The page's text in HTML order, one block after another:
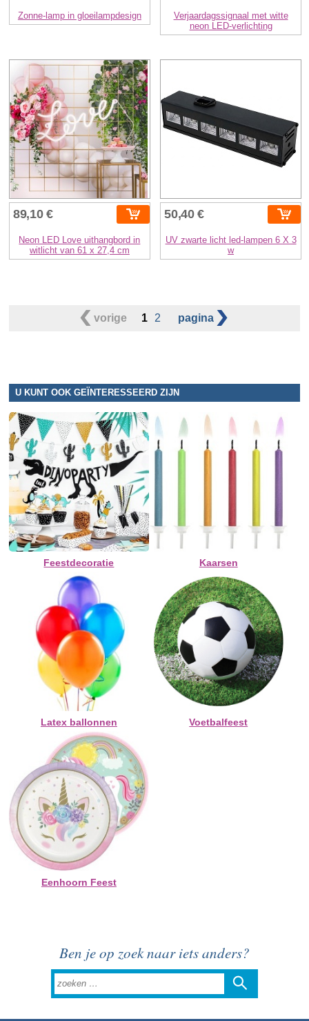
Zonne-lamp in gloeilampdesign
Verjaardagssignaal met witte
neon LED-verlichting
89,10 €
Neon LED Love uithangbord in
witlicht van 61 x 27,4 cm
50,40 €
UV zwarte licht led-lampen 6 X 3
w
vorige 1 2 pagina
U KUNT OOK GEÏNTERESSEERD ZIJN
Feestdecoratie Kaarsen
Latex ballonnen Voetbalfeest
Eenhoorn Feest
Ben je op zoek naar iets anders?